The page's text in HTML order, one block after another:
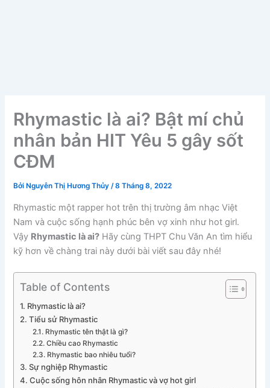
Rhymastic là ai? Bật mí chủ
nhân bản HIT Yêu 5 gây sốt
CĐM
Bởi Nguyễn Thị Hương Thủy/8 Tháng 8, 2022
Rhymastic một rapper hot trên thị trường âm nhạc Việt
Nam và cuộc sống hạnh phúc bên vợ xinh như hot girl.
Vậy Rhymastic là ai? Hãy cùng THPT Chu Văn An tìm hiểu
kỹ hơn về chàng trai này dưới bài viết sau đây nhé!
Table of Contents
Rhymastic là ai?
Tiểu sử Rhymastic
Rhymastic tên thật là gì?
Chiều cao Rhymastic
Rhymastic bao nhiêu tuổi?
Sự nghiệp Rhymastic
Cuộc sống hôn nhân Rhymastic và vợ hot girl